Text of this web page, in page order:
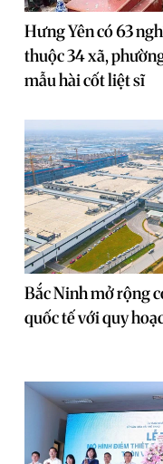
Hưng Yên có 63
thuộc 34 xã,
mẫu hài cốt liệt sĩ
Bắc Ninh mở rộng
quốc tế với quy